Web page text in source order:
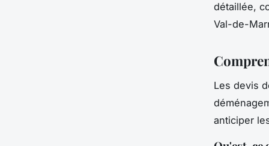
détaillée,
Val-de-
Les devis
anticiper